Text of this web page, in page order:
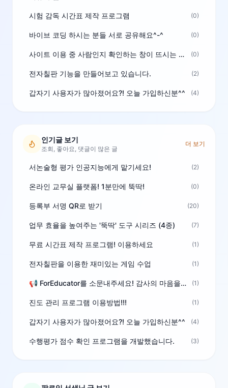
시험 감독 시간표 제작 프로그램 (0)
바이브 코딩 하시는 분들 서로 공유해요^-^ (0)
사이트 이용 중 사람인지 확인하는 창이 뜨시는 분은 알려주세요 (0)
전자칠판 기능을 만들어보고 있습니다. (2)
갑자기 사용자가 많아졌어요?! 오늘 가입하신분^^ (4)
인기글 보기
조회, 좋아요, 댓글이 많은 글
더 보기
서논술형 평가 인공지능에게 맡기세요! (2)
온라인 교무실 플랫폼! 1분만에 뚝딱! (0)
등록부 서명 QR로 받기 (20)
업무 효율을 높여주는 '뚝딱' 도구 시리즈 (4종) (7)
무료 시간표 제작 프로그램! 이용하세요 (1)
전자칠판을 이용한 재미있는 게임 수업 (1)
📢 ForEducator를 소문내주세요! 감사의 마음을 담은 포인트 선물 (1)
진도 관리 프로그램 이용방법!!! (1)
갑자기 사용자가 많아졌어요?! 오늘 가입하신분^^ (4)
수행평가 점수 확인 프로그램을 개발했습니다. (3)